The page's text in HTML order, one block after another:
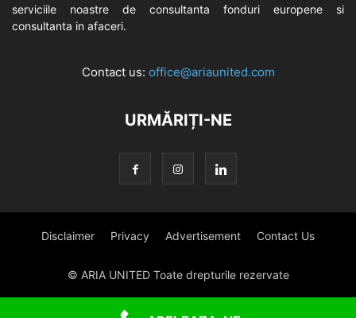
serviciile noastre de consultanta fonduri europene si
consultanta in afaceri.
Contact us: office@ariaunited.com
URMĂRIȚI-NE
Disclaimer Privacy Advertisement Contact Us
© ARIA UNITED Toate drepturile rezervate